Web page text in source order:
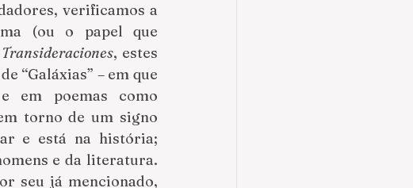
verificamos a
(ou o papel que
Transideraciones, estes
“Galáxias” – em que
em poemas como
torno de um signo
e está na história;
e da literatura.
seu já mencionado,